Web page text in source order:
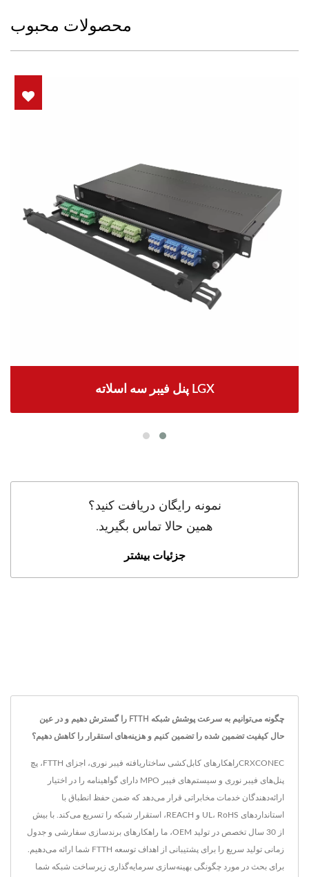
محصولات محبوب
پنل فیبر سه اسلاته LGX
نمونه رایگان دریافت کنید؟
همین حالا تماس بگیرید.
جزئیات بیشتر
چگونه می‌توانیم به سرعت پوشش شبکه FTTH را گسترش دهیم و در عین
حال کیفیت تضمین شده را تضمین کنیم و هزینه‌های استقرار را کاهش دهیم؟
CRXCONECراهکارهای کابل‌کشی ساختاریافته فیبر نوری، اجزای FTTH، پچ
پنل‌های فیبر نوری و سیستم‌های فیبر MPO دارای گواهینامه را در اختیار
ارائه‌دهندگان خدمات مخابراتی قرار می‌دهد که ضمن حفظ انطباق با
استانداردهای UL، RoHS و REACH، استقرار شبکه را تسریع می‌کند. با بیش
از 30 سال تخصص در تولید OEM، ما راهکارهای برندسازی سفارشی و جدول
زمانی تولید سریع را برای پشتیبانی از اهداف توسعه FTTH شما ارائه می‌دهیم.
برای بحث در مورد چگونگی بهینه‌سازی سرمایه‌گذاری زیرساخت شبکه شما